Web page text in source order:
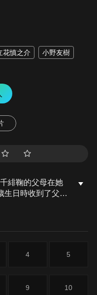
花慎之介 小野友樹
緋鞠的父母在她
生日時收到了父母
開這個家…
4 5
9 10